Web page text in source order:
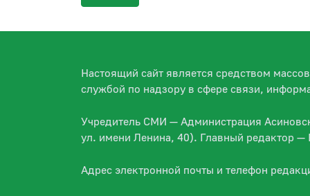
Настоящий сайт является средством
службой по надзору в сфере связи,
Учредитель СМИ — Администрация
ул. имени Ленина, 40). Главный редактор
Адрес электронной почты и телефон